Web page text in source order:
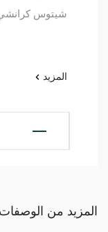
شيتوس كرانشي حار
المزيد
المزيد من